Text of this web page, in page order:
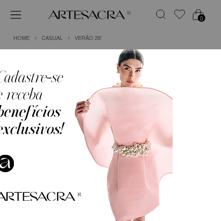
0
HOME CASUAL VERÃO 26'